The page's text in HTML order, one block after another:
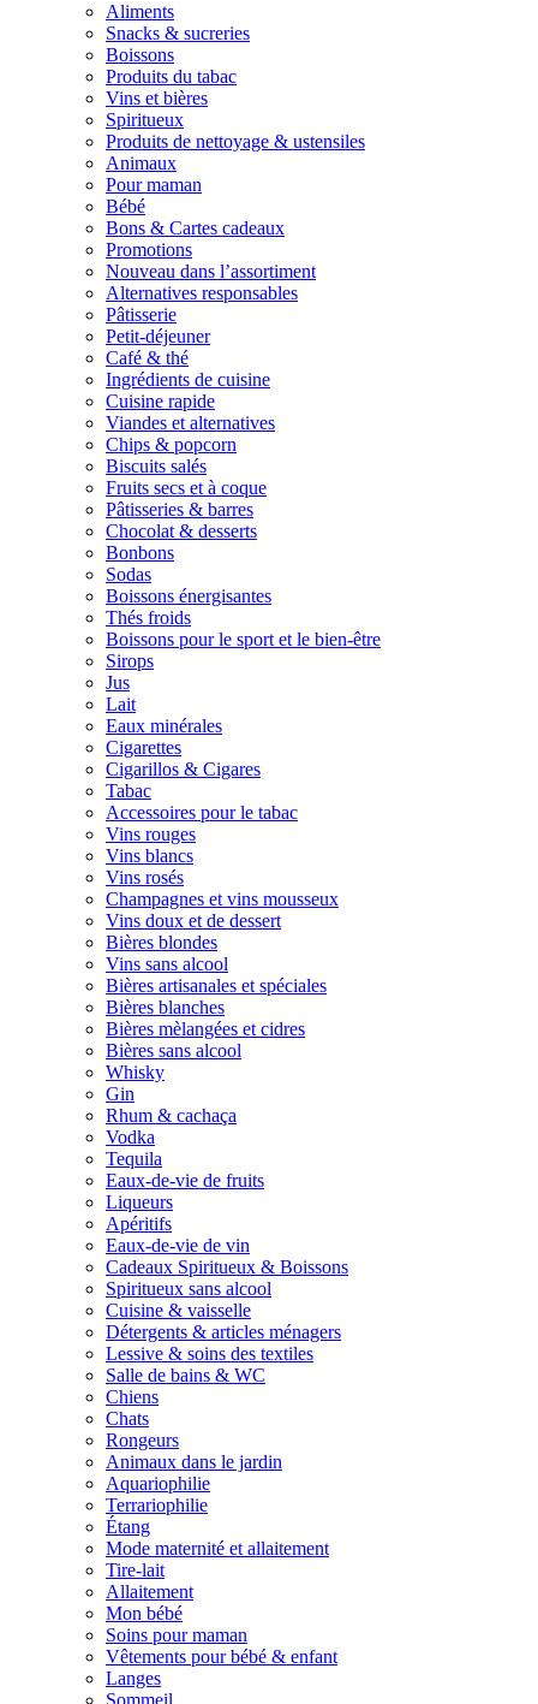
Aliments
Snacks & sucreries
Boissons
Produits du tabac
Vins et bières
Spiritueux
Produits de nettoyage & ustensiles
Animaux
Pour maman
Bébé
Bons & Cartes cadeaux
Promotions
Nouveau dans l’assortiment
Alternatives responsables
Pâtisserie
Petit-déjeuner
Café & thé
Ingrédients de cuisine
Cuisine rapide
Viandes et alternatives
Chips & popcorn
Biscuits salés
Fruits secs et à coque
Pâtisseries & barres
Chocolat & desserts
Bonbons
Sodas
Boissons énergisantes
Thés froids
Boissons pour le sport et le bien-être
Sirops
Jus
Lait
Eaux minérales
Cigarettes
Cigarillos & Cigares
Tabac
Accessoires pour le tabac
Vins rouges
Vins blancs
Vins rosés
Champagnes et vins mousseux
Vins doux et de dessert
Bières blondes
Vins sans alcool
Bières artisanales et spéciales
Bières blanches
Bières mèlangées et cidres
Bières sans alcool
Whisky
Gin
Rhum & cachaça
Vodka
Tequila
Eaux-de-vie de fruits
Liqueurs
Apéritifs
Eaux-de-vie de vin
Cadeaux Spiritueux & Boissons
Spiritueux sans alcool
Cuisine & vaisselle
Détergents & articles ménagers
Lessive & soins des textiles
Salle de bains & WC
Chiens
Chats
Rongeurs
Animaux dans le jardin
Aquariophilie
Terrariophilie
Étang
Mode maternité et allaitement
Tire-lait
Allaitement
Mon bébé
Soins pour maman
Vêtements pour bébé & enfant
Langes
Sommeil